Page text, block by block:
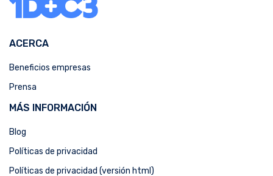
ACERCA
Beneficios empresas
Prensa
MÁS INFORMACIÓN
Blog
Políticas de privacidad
Políticas de privacidad (versión html)